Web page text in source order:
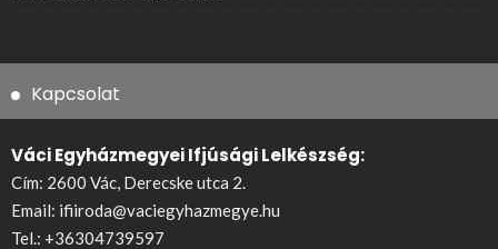
Kapcsolat
Váci Egyházmegyei Ifjúsági Lelkészség:
Cím: 2600 Vác, Derecske utca 2.
Email: ifiiroda@vaciegyhazmegye.hu
Tel.: +36304739597